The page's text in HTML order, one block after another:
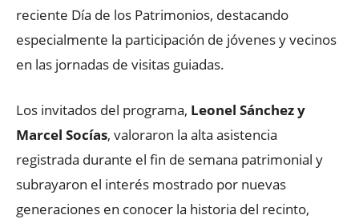
reciente Día de los Patrimonios, destacando
especialmente la participación de jóvenes y vecinos
en las jornadas de visitas guiadas.
Los invitados del programa, Leonel Sánchez y
Marcel Socías, valoraron la alta asistencia
registrada durante el fin de semana patrimonial y
subrayaron el interés mostrado por nuevas
generaciones en conocer la historia del recinto,